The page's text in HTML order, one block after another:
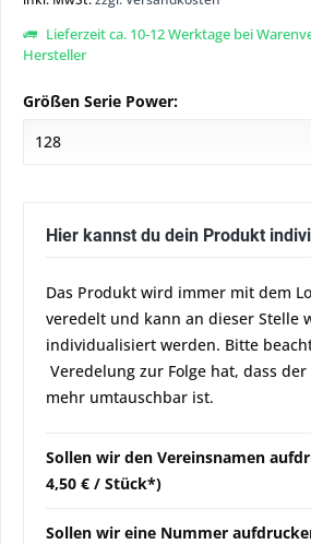
Lieferzeit ca. 10-12 Werktage bei
Hersteller
Größen Serie Power:
Hier kannst du dein Produkt
Das Produkt wird immer mit dem
veredelt und kann an dieser Stelle
individualisiert werden. Bitte
Veredelung zur Folge hat, dass
mehr umtauschbar ist.
Sollen wir den Vereinsnamen
4,50 € / Stück*)
Sollen wir eine Nummer